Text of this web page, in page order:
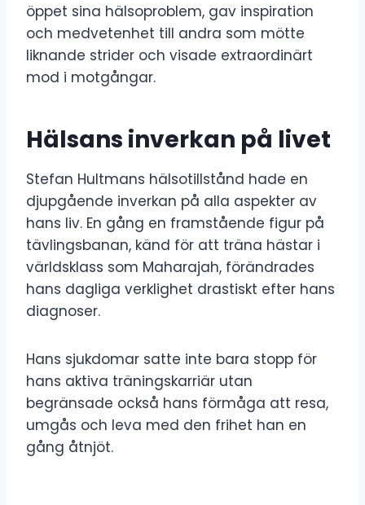
öppet sina hälsoproblem, gav inspiration
och medvetenhet till andra som mötte
liknande strider och visade extraordinärt
mod i motgångar.
Hälsans inverkan på livet
Stefan Hultmans hälsotillstånd hade en
djupgående inverkan på alla aspekter av
hans liv. En gång en framstående figur på
tävlingsbanan, känd för att träna hästar i
världsklass som Maharajah, förändrades
hans dagliga verklighet drastiskt efter hans
diagnoser.
Hans sjukdomar satte inte bara stopp för
hans aktiva träningskarriär utan
begränsade också hans förmåga att resa,
umgås och leva med den frihet han en
gång åtnjöt.